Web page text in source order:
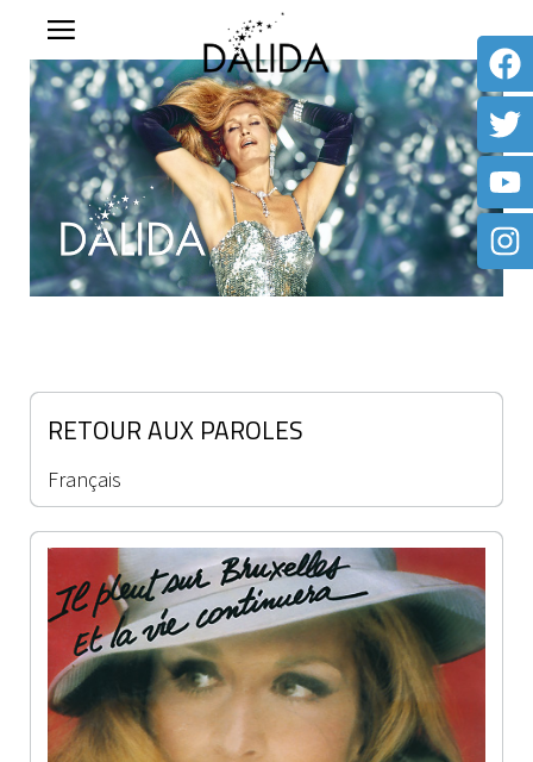
RETOUR AUX PAROLES
Français